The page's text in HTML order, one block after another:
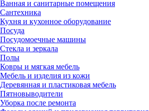
Ванная и санитарные помещения
Сантехника
Кухня и кухонное оборудование
Посуда
Посудомоечные машины
Стекла и зеркала
Полы
Ковры и мягкая мебель
Мебель и изделия из кожи
Деревянная и пластиковая мебель
Пятновыводители
Уборка после ремонта